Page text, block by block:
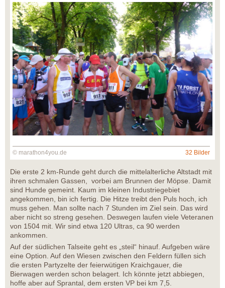
© marathon4you.de 32 Bilder
Die erste 2 km-Runde geht durch die mittelalterliche Altstadt mit
ihren schmalen Gassen, vorbei am Brunnen der Möpse. Damit
sind Hunde gemeint. Kaum im kleinen Industriegebiet
angekommen, bin ich fertig. Die Hitze treibt den Puls hoch, ich
muss gehen. Man sollte nach 7 Stunden im Ziel sein. Das wird
aber nicht so streng gesehen. Deswegen laufen viele Veteranen
von 1504 mit. Wir sind etwa 120 Ultras, ca 90 werden
ankommen.
Auf der südlichen Talseite geht es „steil“ hinauf. Aufgeben wäre
eine Option. Auf den Wiesen zwischen den Feldern füllen sich
die ersten Partyzelte der feierwütigen Kraichgauer, die
Bierwagen werden schon belagert. Ich könnte jetzt abbiegen,
hoffe aber auf Sprantal, dem ersten VP bei km 7,5.